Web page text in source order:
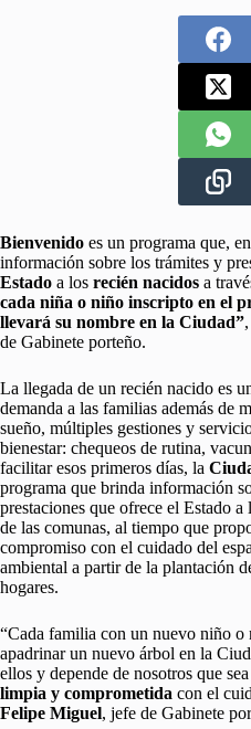
Bienvenido es un programa que,
información sobre los trámites y
Estado a los recién nacidos a
cada niña o niño inscripto en el
llevará su nombre en la Ciudad”
de Gabinete porteño.
La llegada de un recién nacido es
demanda a las familias además de
sueño, múltiples gestiones y
bienestar: chequeos de rutina,
facilitar esos primeros días, la
programa que brinda información
prestaciones que ofrece el Estado
de las comunas, al tiempo que
compromiso con el cuidado del
ambiental a partir de la plantación
hogares.
“Cada familia con un nuevo niño o
apadrinar un nuevo árbol en la
ellos y depende de nosotros que
limpia y comprometida con el
Felipe Miguel, jefe de Gabinete